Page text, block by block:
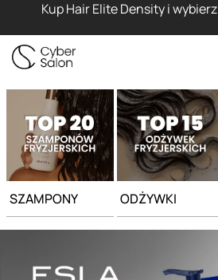
Kup Hair Elite Density i
SZAMPONY ODŻYWKI
Strona główna - Cyber Salon